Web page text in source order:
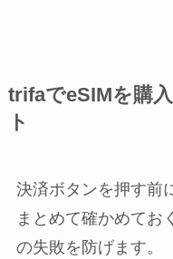
trifaでeSIMを購
ト
決済ボタンを押す前
まとめて確かめてお
の失敗を防げます。